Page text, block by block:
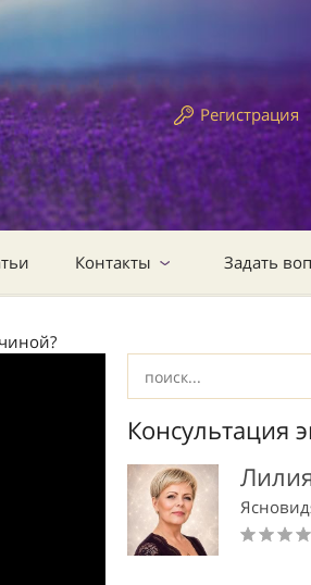
Регистрация
Контакты Задать
Консультация